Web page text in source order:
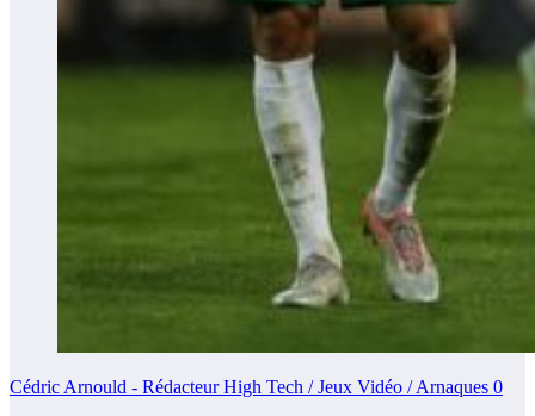
Cédric Arnould - Rédacteur High Tech / Jeux Vidéo / Arnaques 0